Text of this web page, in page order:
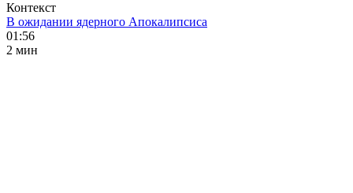
Контекст
В ожидании ядерного Апокалипсиса
01:56
2 мин